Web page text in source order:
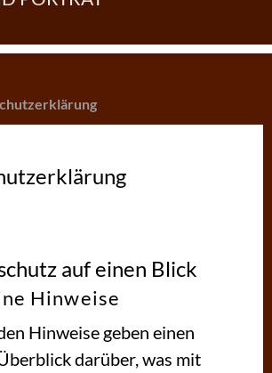
auf einen Blick
Hinweise
Hinweise geben einen
darüber, was mit